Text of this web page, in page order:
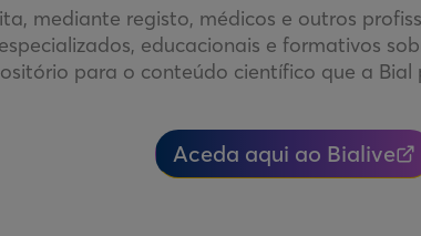
mediante registo, médicos e outros
educacionais e formativos
para o conteúdo científico que a Bial
Aceda aqui ao Bialive